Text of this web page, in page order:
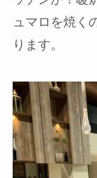
ュマロを焼く
ります。